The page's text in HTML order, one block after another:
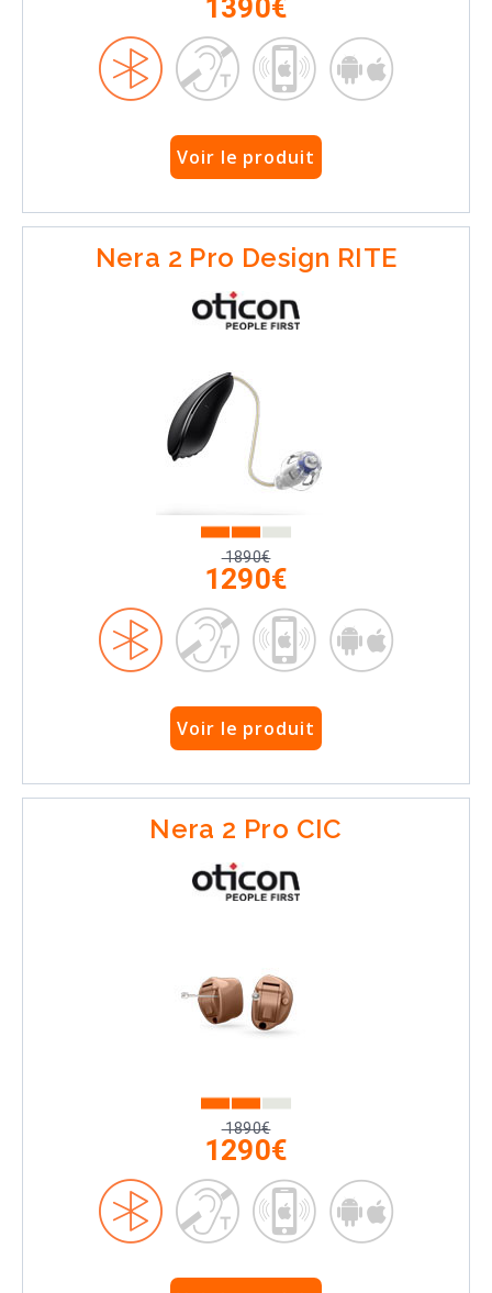
1390€
Voir le produit
Nera 2 Pro Design RITE
1890€
1290€
Voir le produit
Nera 2 Pro CIC
1890€
1290€